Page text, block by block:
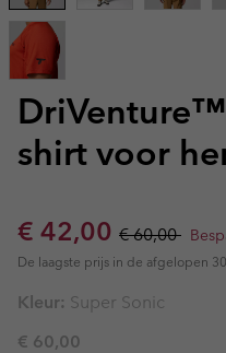
DriVenture™
shirt voor
Sale price:
€ 42,00 Regular price:
€ 60,00
De laagste prijs in de afgelopen
Kleur: Super Sonic
€ 60,00